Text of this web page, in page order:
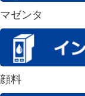
マゼンタ
顔料